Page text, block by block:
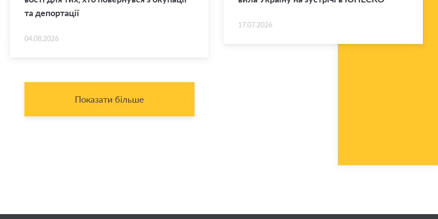
та де­пор­та­ції
04.08.2026
17.07.2026
Показати більше